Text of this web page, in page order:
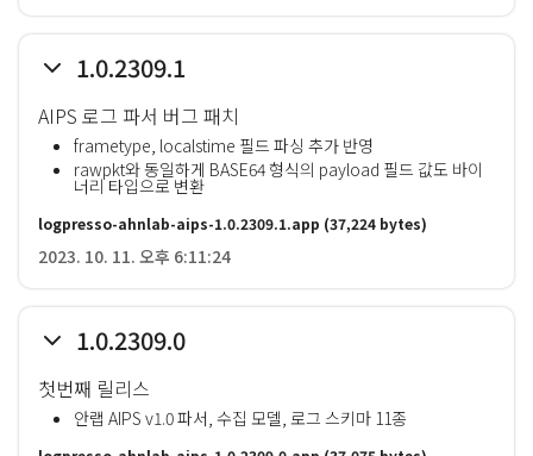
1.0.2309.1
AIPS 로그 파서 버그 패치
frametype, localstime 필드 파싱 추가 반영
rawpkt와 동일하게 BASE64 형식의 payload 필드 값도 바이
너리 타입으로 변환
logpresso-ahnlab-aips-1.0.2309.1.app (37,224 bytes)
2023. 10. 11. 오후 6:11:24
1.0.2309.0
첫번째 릴리스
안랩 AIPS v1.0 파서, 수집 모델, 로그 스키마 11종